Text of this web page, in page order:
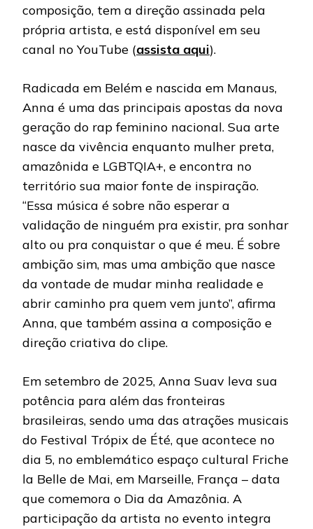
composição, tem a direção assinada pela
própria artista, e está disponível em seu
canal no YouTube (assista aqui).
Radicada em Belém e nascida em Manaus,
Anna é uma das principais apostas da nova
geração do rap feminino nacional. Sua arte
nasce da vivência enquanto mulher preta,
amazônida e LGBTQIA+, e encontra no
território sua maior fonte de inspiração.
“Essa música é sobre não esperar a
validação de ninguém pra existir, pra sonhar
alto ou pra conquistar o que é meu. É sobre
ambição sim, mas uma ambição que nasce
da vontade de mudar minha realidade e
abrir caminho pra quem vem junto”, afirma
Anna, que também assina a composição e
direção criativa do clipe.
Em setembro de 2025, Anna Suav leva sua
potência para além das fronteiras
brasileiras, sendo uma das atrações musicais
do Festival Trópix de Été, que acontece no
dia 5, no emblemático espaço cultural Friche
la Belle de Mai, em Marseille, França – data
que comemora o Dia da Amazônia. A
participação da artista no evento integra